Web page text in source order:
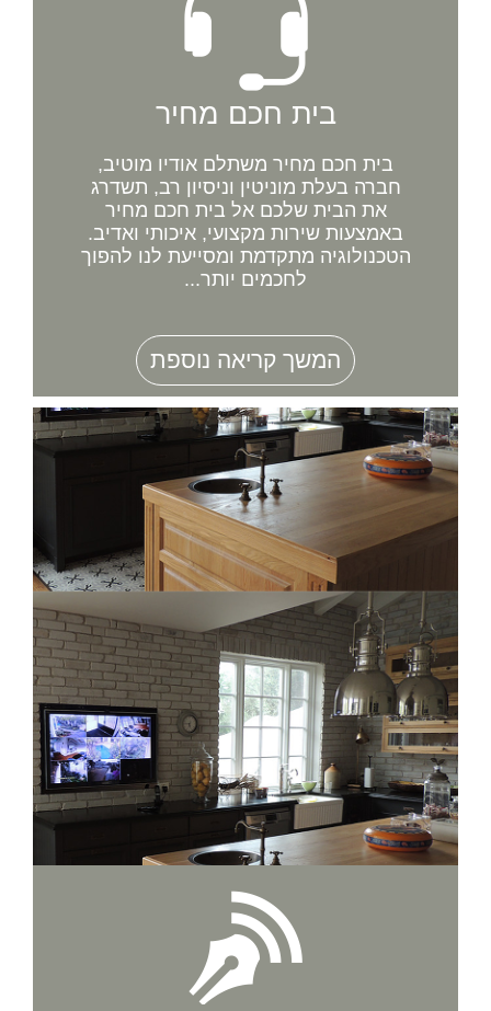
בית חכם מחיר
בית חכם מחיר משתלם אודיו מוטיב,
חברה בעלת מוניטין וניסיון רב, תשדרג
את הבית שלכם אל בית חכם מחיר
באמצעות שירות מקצועי, איכותי ואדיב.
הטכנולוגיה מתקדמת ומסייעת לנו להפוך
לחכמים יותר...
המשך קריאה נוספת